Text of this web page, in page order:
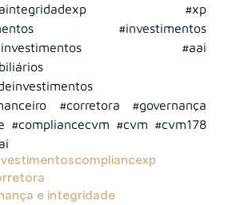
#xp
#investimentos
#aai
#corretora
#governança
#compliancecvm #cvm #cvm178
compliancexp
e integridade